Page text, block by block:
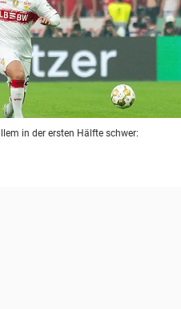
in der ersten Hälfte schwer: